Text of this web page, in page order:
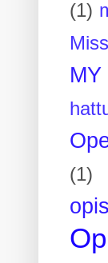
(1)
(1)